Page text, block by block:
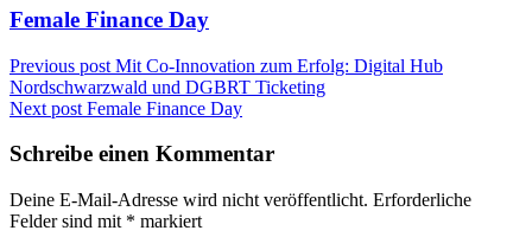
Next
Female Finance Day
Previous post Mit Co-Innovation zum Erfolg: Digital Hub
Nordschwarzwald und DGBRT Ticketing
Next post Female Finance Day
Schreibe einen Kommentar
Deine E-Mail-Adresse wird nicht veröffentlicht. Erforderliche
Felder sind mit * markiert